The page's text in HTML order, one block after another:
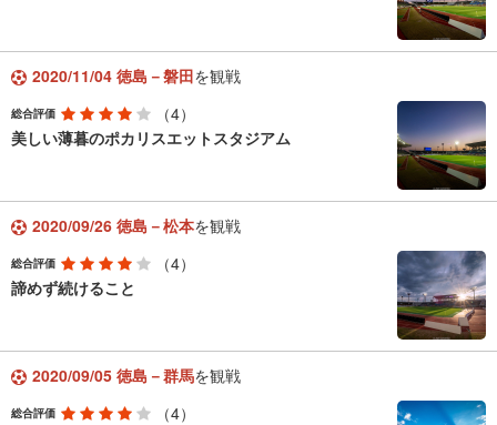
2020/11/04 徳島－磐田を観戦
総合評価
（4）
美しい薄暮のポカリスエットスタジアム
2020/09/26 徳島－松本を観戦
総合評価
（4）
諦めず続けること
2020/09/05 徳島－群馬を観戦
総合評価
（4）